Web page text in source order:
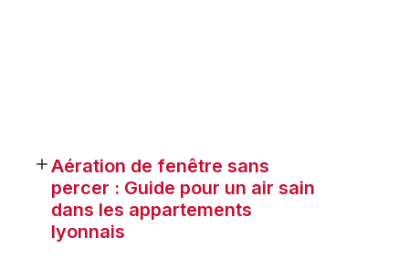
Aération de fenêtre sans
percer : Guide pour un air sain
dans les appartements
lyonnais